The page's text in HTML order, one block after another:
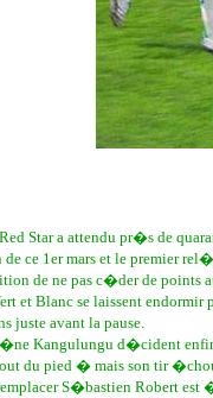
Star a attendu pr�s de
de ce 1er mars et le premier
de ne pas c�der de points
Blanc se laissent endormir
juste avant la pause.
Kangulungu d�cident
du pied � mais son tir
S�bastien Robert